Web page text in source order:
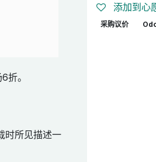
折。
时所见描述一
添加到心
采购议价